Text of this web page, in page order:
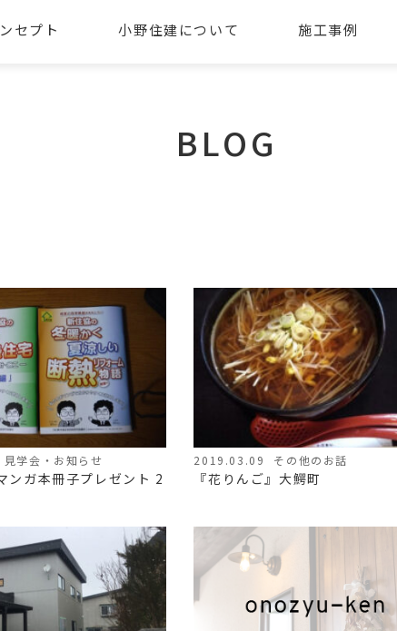
セプト 小野住建について 施工事例
BLOG
見学会・お知らせ
ガ本冊子プレゼント 2
2019.03.09 その他のお話
『花りんご』大鰐町